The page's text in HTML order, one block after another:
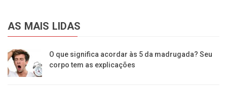
AS MAIS LIDAS
O que significa acordar às 5 da madrugada? Seu
corpo tem as explicações